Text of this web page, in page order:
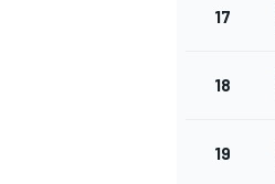
17
18
19